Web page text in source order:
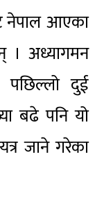
नेपाल आएका
। अध्यागमन
पछिल्लो दुई
बढे पनि यो
जाने गरेका